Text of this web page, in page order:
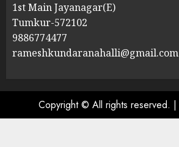
1st Main Jayanagar(E)
Tumkur-572102
9886774477
rameshkundaranahalli@gmail.com
Copyright © All rights reserved. |